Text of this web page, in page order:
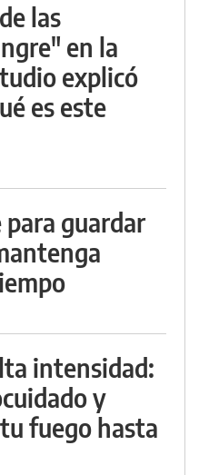
las
en la
explicó
es este
guardar
intensidad:
y
fuego hasta